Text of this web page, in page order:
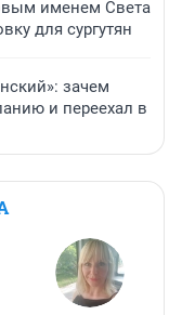
именем Света
для сургутян
зачем
и переехал в